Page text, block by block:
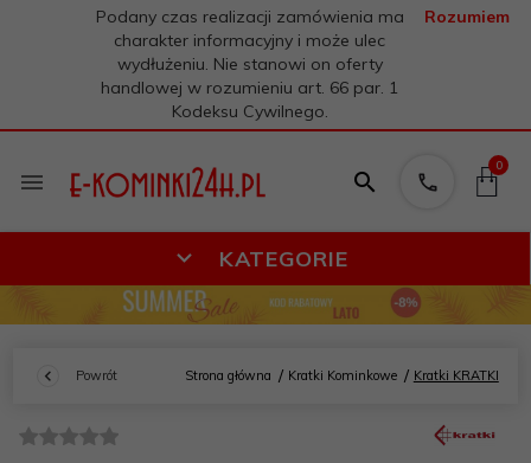
Podany czas realizacji zamówienia ma
charakter informacyjny i może ulec
wydłużeniu. Nie stanowi on oferty
handlowej w rozumieniu art. 66 par. 1
Kodeksu Cywilnego.
Rozumiem
0
KATEGORIE
Powrót Strona główna Kratki Kominkowe Kratki KRATKI